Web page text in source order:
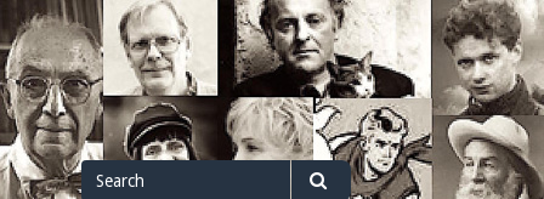
Skip
to
content
Search
for
Search